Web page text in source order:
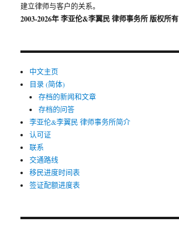
建立律师与客户的关系。
2003-2026年 李亚伦&李翼民 律师事务所 版权所有
中文主页
目录 (简体)
存档的新闻和文章
存档的问答
李亚伦&李翼民 律师事务所简介
认可证
联系
交通路线
移民进度时间表
签证配额进度表